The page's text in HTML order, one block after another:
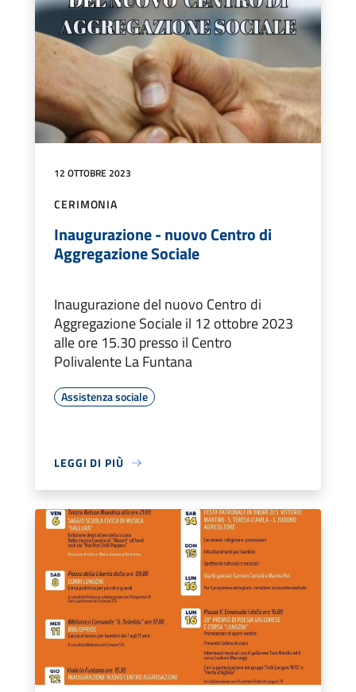
12 OTTOBRE 2023
CERIMONIA
Inaugurazione - nuovo Centro di
Aggregazione Sociale
Inaugurazione del nuovo Centro di
Aggregazione Sociale il 12 ottobre 2023
alle ore 15.30 presso il Centro
Polivalente La Funtana
Assistenza sociale
LEGGI DI PIÙ